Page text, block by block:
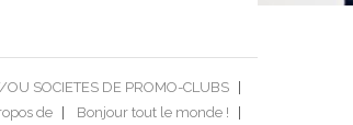
OU SOCIETES DE PROMO-CLUBS
de
Bonjour tout le monde !